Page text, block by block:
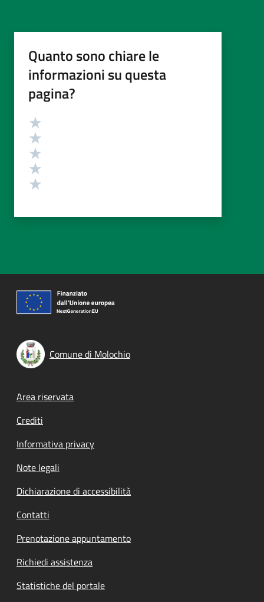
Quanto sono chiare le
informazioni su questa
pagina?
Valutazione
Comune di Molochio
Footer menu
Area riservata
Crediti
Informativa privacy
Note legali
Dichiarazione di accessibilità
Contatti
Prenotazione appuntamento
Richiedi assistenza
Statistiche del portale